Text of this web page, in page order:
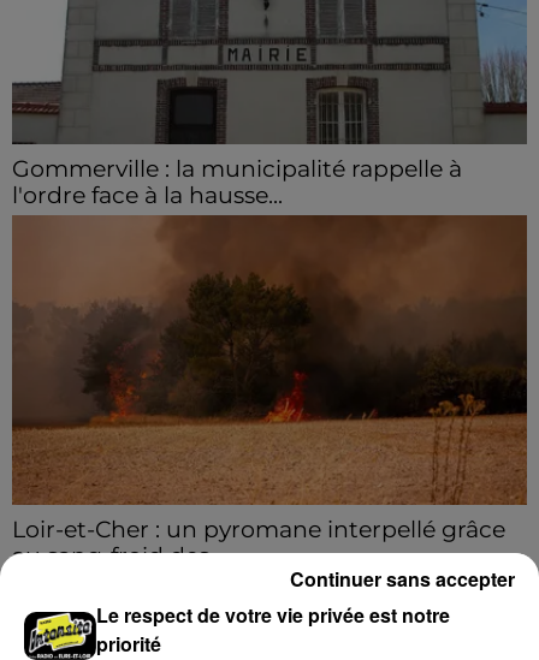
Gommerville : la municipalité rappelle à
l'ordre face à la hausse...
hausse des incivilités, la mairie de Gommerville
hausse...
Loir-et-Cher : un pyromane interpellé grâce
au sang-froid des...
Samedi 25 juillet, plus d'une dizaine de feux de
champs et de sous-bois ont été déclenchés dans le
secteur de Fontaine-les-Côteaux, Montoire et Lunay.
Le respect de votre vie privée est notre
priorité
Continuer sans accepter